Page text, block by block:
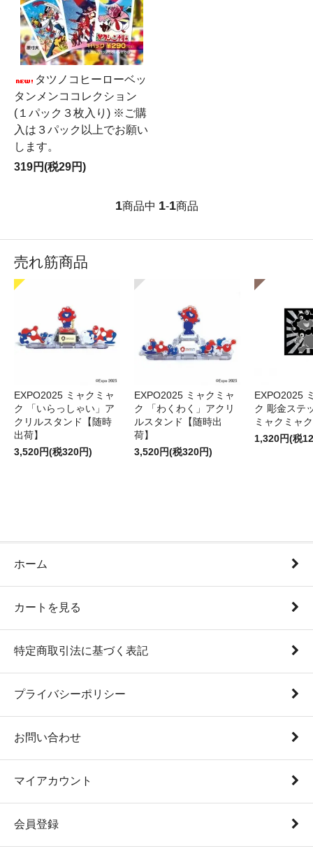
タツノコヒーローベッ
タンメンココレクション
(１パック３枚入り) ※ご購
入は３パック以上でお願い
します。
319円(税29円)
1商品中 1-1商品
売れ筋商品
EXPO2025 ミャクミャ
ク 「いらっしゃい」ア
クリルスタンド【随時
出荷】
3,520円(税320円)
EXPO2025 ミャクミャ
ク 「わくわく」アクリ
ルスタンド【随時出
荷】
3,520円(税320円)
EXPO2025
ク 彫金ステ
ミャクミャク
1,320円(税
ホーム
カートを見る
特定商取引法に基づく表記
プライバシーポリシー
お問い合わせ
マイアカウント
会員登録